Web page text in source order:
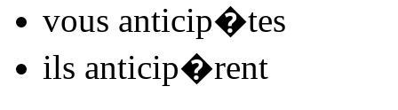
vous anticip�tes
ils anticip�rent